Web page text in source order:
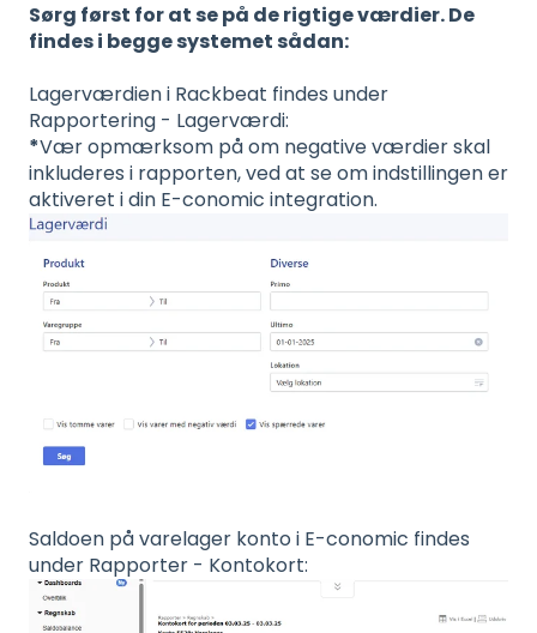
Sørg først for at se på de rigtige værdier. De
findes i begge systemet sådan:
Lagerværdien i Rackbeat findes under
Rapportering - Lagerværdi:
*Vær opmærksom på om negative værdier skal
inkluderes i rapporten, ved at se om indstillingen er
aktiveret i din E-conomic integration.
Saldoen på varelager konto i E-conomic findes
under Rapporter - Kontokort: